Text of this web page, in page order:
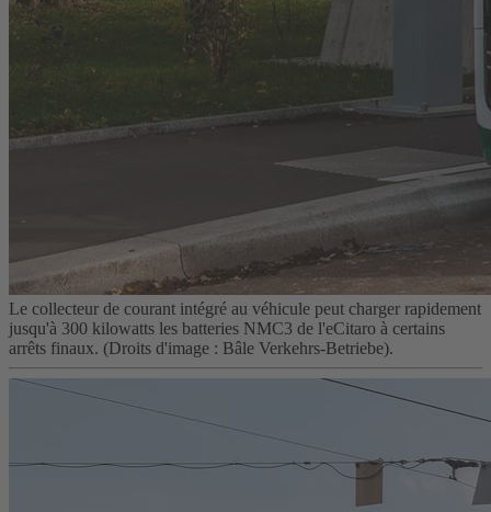
Le collecteur de courant intégré au véhicule peut charger rapidement
jusqu'à 300 kilowatts les batteries NMC3 de l'eCitaro à certains
arrêts finaux. (Droits d'image : Bâle Verkehrs-Betriebe).